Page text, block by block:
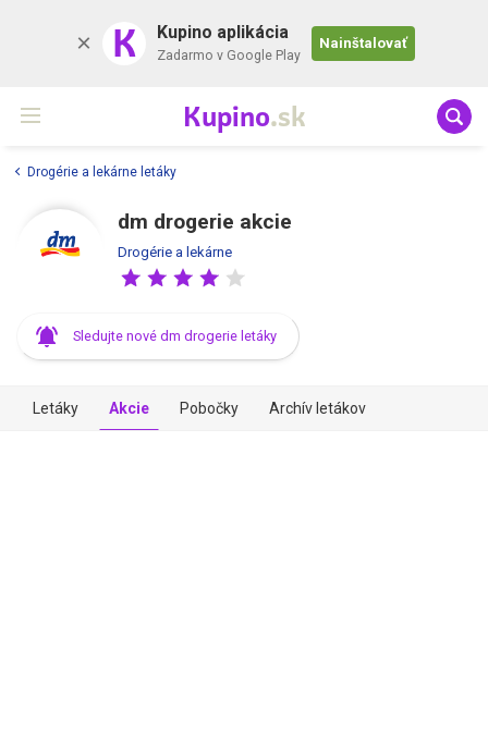
K Kupino aplikácia
Zadarmo v Google Play
Nainštalovať
Kupino.sk
Drogérie a lekárne letáky
dm drogerie akcie
Drogérie a lekárne
Sledujte nové dm drogerie letáky
Letáky Akcie Pobočky Archív letákov